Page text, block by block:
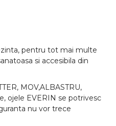
pentru tot mai multe
si accesibila din
MOV,ALBASTRU,
ojele EVERIN se potrivesc
nu vor trece